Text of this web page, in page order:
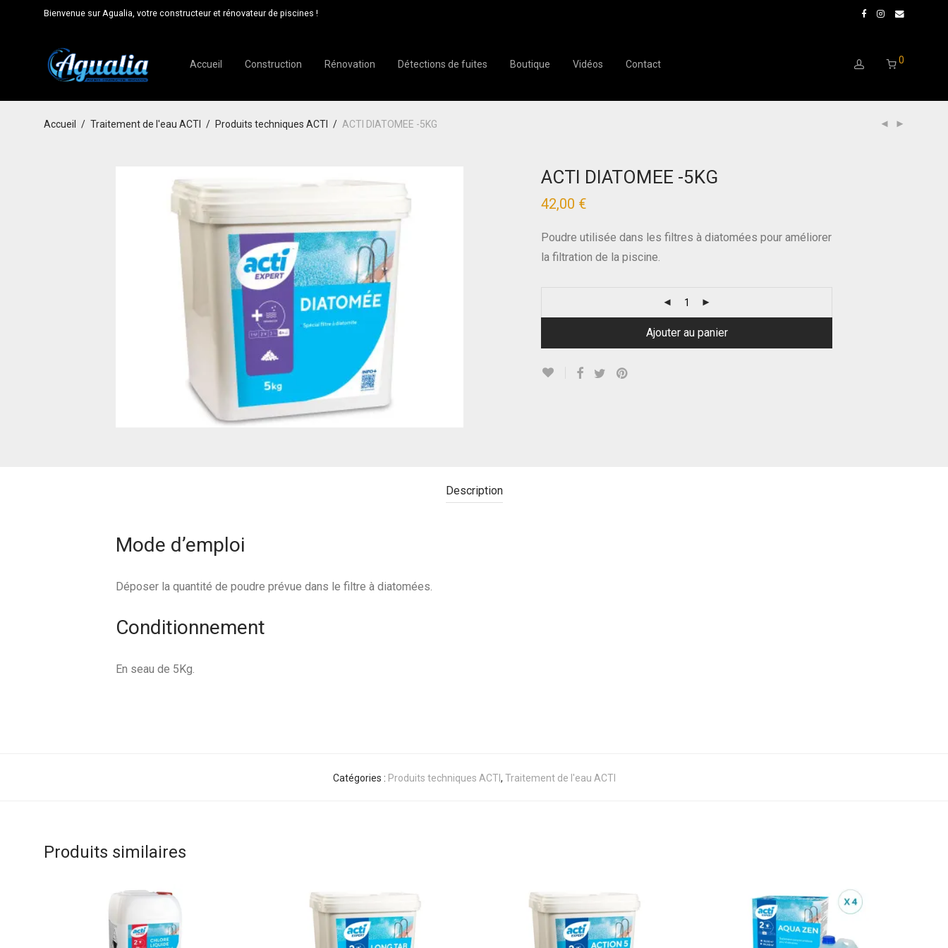
Bienvenue sur Agualia, votre constructeur et rénovateur de piscines !
Accueil Construction Rénovation Détections de fuites Boutique Vidéos Contact 0
Accueil / Traitement de l'eau ACTI / Produits techniques ACTI / ACTI DIATOMEE -5KG
ACTI DIATOMEE -5KG
42,00 €
Poudre utilisée dans les filtres à diatomées pour améliorer
la filtration de la piscine.
Ajouter au panier
Description
Mode d’emploi
Déposer la quantité de poudre prévue dans le filtre à diatomées.
Conditionnement
En seau de 5Kg.
Catégories : Produits techniques ACTI , Traitement de l'eau ACTI
Produits similaires